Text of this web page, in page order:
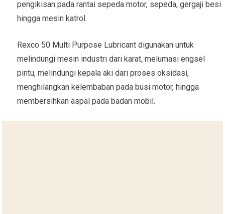
pengikisan pada rantai sepeda motor, sepeda, gergaji besi
hingga mesin katrol.
Rexco 50 Multi Purpose Lubricant digunakan untuk
melindungi mesin industri dari karat, melumasi engsel
pintu, melindungi kepala aki dari proses oksidasi,
menghilangkan kelembaban pada busi motor, hingga
membersihkan aspal pada badan mobil.